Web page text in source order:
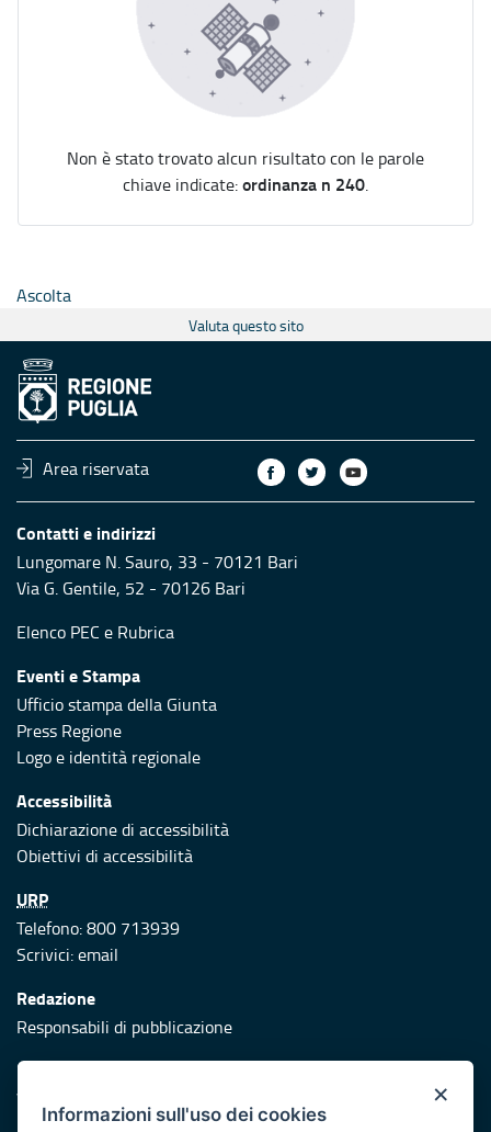
Non è stato trovato alcun risultato con le parole
chiave indicate:ordinanza n 240.
Ascolta
Valuta questo sito
Area riservata
Contatti e indirizzi
Lungomare N. Sauro, 33 - 70121 Bari
Via G. Gentile, 52 - 70126 Bari
Elenco PEC e Rubrica
Eventi e Stampa
Ufficio stampa della Giunta
Press Regione
Logo e identità regionale
Accessibilità
Dichiarazione di accessibilità
Obiettivi di accessibilità
URP
Telefono: 800 713939
Scrivici:email
Redazione
Responsabili di pubblicazione
Protezione civile
Vai al sito di Protezione Civile Puglia
×
Informazioni sull'uso dei cookies